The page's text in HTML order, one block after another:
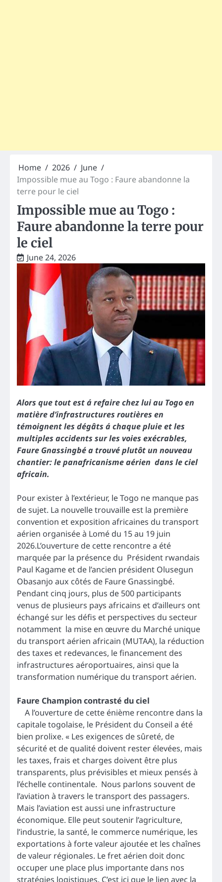
Home 2026
June
Impossible mue au Togo : Faure abandonne la
terre pour le ciel
Impossible mue au Togo :
Faure abandonne la terre pour
le ciel
June 24, 2026
Alors que tout est á refaire chez lui au Togo en
matière d’infrastructures routières en
témoignent les dégâts á chaque pluie et les
multiples accidents sur les voies exécrables,
Faure Gnassingbé a trouvé plutôt un nouveau
chantier: le panafricanisme aérien dans le ciel
africain.
Pour exister à l’extérieur, le Togo ne manque pas
de sujet. La nouvelle trouvaille est la première
convention et exposition africaines du transport
aérien organisée à Lomé du 15 au 19 juin
2026.L’ouverture de cette rencontre a été
marquée par la présence du Président rwandais
Paul Kagame et de l’ancien président Olusegun
Obasanjo aux côtés de Faure Gnassingbé.
Pendant cinq jours, plus de 500 participants
venus de plusieurs pays africains et d’ailleurs ont
échangé sur les défis et perspectives du secteur
notamment la mise en œuvre du Marché unique
du transport aérien africain (MUTAA), la réduction
des taxes et redevances, le financement des
infrastructures aéroportuaires, ainsi que la
transformation numérique du transport aérien.
Faure Champion contrasté du ciel
A l’ouverture de cette énième rencontre dans la
capitale togolaise, le Président du Conseil a été
bien prolixe. « Les exigences de sûreté, de
sécurité et de qualité doivent rester élevées, mais
les taxes, frais et charges doivent être plus
transparents, plus prévisibles et mieux pensés à
l’échelle continentale. Nous parlons souvent de
l’aviation à travers le transport des passagers.
Mais l’aviation est aussi une infrastructure
économique. Elle peut soutenir l’agriculture,
l’industrie, la santé, le commerce numérique, les
exportations à forte valeur ajoutée et les chaînes
de valeur régionales. Le fret aérien doit donc
occuper une place plus importante dans nos
stratégies logistiques. C’est ici que le lien avec la